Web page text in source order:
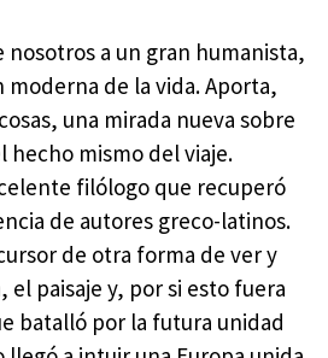
a un gran humanista,
moderna de la vida. Aporta,
una mirada nueva sobre
hecho mismo del viaje.
filólogo que recuperó
de autores greco-latinos.
de otra forma de ver y
el paisaje y, por si esto fuera
batalló por la futura unidad